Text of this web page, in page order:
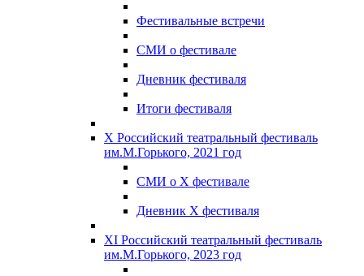
Фестивальные встречи
СМИ о фестивале
Дневник фестиваля
Итоги фестиваля
X Российский театральный фестиваль
им.М.Горького, 2021 год
СМИ о X фестивале
Дневник X фестиваля
XI Российский театральный фестиваль
им.М.Горького, 2023 год